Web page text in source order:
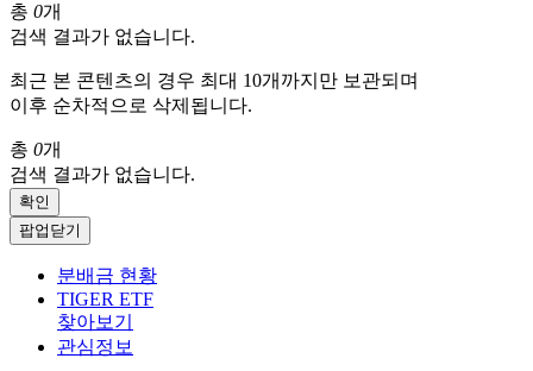
총 0개
검색 결과가 없습니다.
최근 본 콘텐츠의 경우 최대 10개까지만 보관되며
이후 순차적으로 삭제됩니다.
총 0개
검색 결과가 없습니다.
확인
팝업닫기
분배금 현황
TIGER ETF
찾아보기
관심정보